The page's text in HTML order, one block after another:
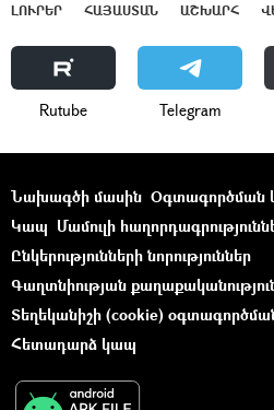
ԼՈՒՐԵՐ ՀԱՅԱՍՏԱՆ ԱՇԽԱՐՀ
Rutube Telegram
Նախագծի մասին Օգտագործման
Կապ Մամուլի
Ընկերությունների նորություններ
Գաղտնիության
Տեղեկանիշի (cookie)
Հետադարձ կապ